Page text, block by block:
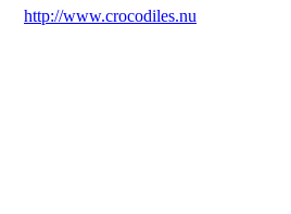
http://www.crocodiles.nu